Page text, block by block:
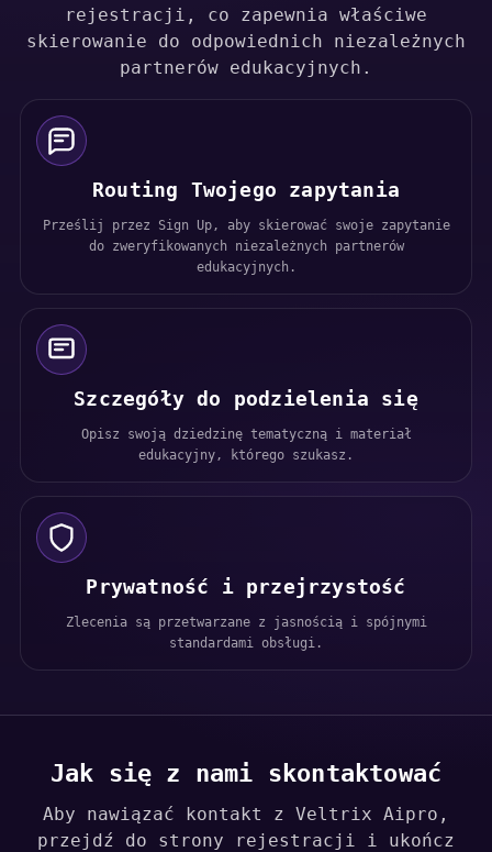
rejestracji, co zapewnia właściwe
skierowanie do odpowiednich niezależnych
partnerów edukacyjnych.
Routing Twojego zapytania
Prześlij przez Sign Up, aby skierować swoje zapytanie
do zweryfikowanych niezależnych partnerów
edukacyjnych.
Szczegóły do podzielenia się
Opisz swoją dziedzinę tematyczną i materiał
edukacyjny, którego szukasz.
Prywatność i przejrzystość
Zlecenia są przetwarzane z jasnością i spójnymi
standardami obsługi.
Jak się z nami skontaktować
Aby nawiązać kontakt z Veltrix Aipro,
przejdź do strony rejestracji i ukończ